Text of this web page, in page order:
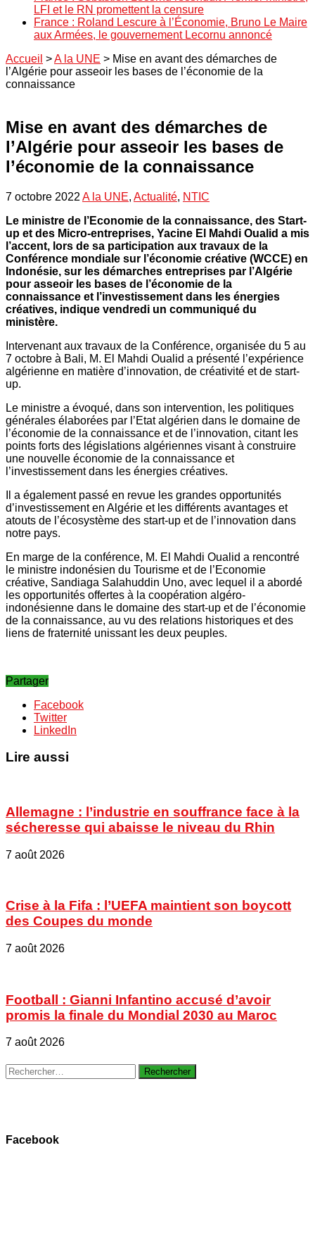
LFI et le RN promettent la censure
France : Roland Lescure à l’Économie, Bruno Le Maire
aux Armées, le gouvernement Lecornu annoncé
Accueil >A la UNE > Mise en avant des démarches de
l’Algérie pour asseoir les bases de l’économie de la
connaissance
Mise en avant des démarches de
l’Algérie pour asseoir les bases de
l’économie de la connaissance
7 octobre 2022 A la UNE, Actualité, NTIC
Le ministre de l’Economie de la connaissance, des Start-
up et des Micro-entreprises, Yacine El Mahdi Oualid a mis
l’accent, lors de sa participation aux travaux de la
Conférence mondiale sur l’économie créative (WCCE) en
Indonésie, sur les démarches entreprises par l’Algérie
pour asseoir les bases de l’économie de la
connaissance et l’investissement dans les énergies
créatives, indique vendredi un communiqué du
ministère.
Intervenant aux travaux de la Conférence, organisée du 5 au
7 octobre à Bali, M. El Mahdi Oualid a présenté l’expérience
algérienne en matière d’innovation, de créativité et de start-
up.
Le ministre a évoqué, dans son intervention, les politiques
générales élaborées par l’Etat algérien dans le domaine de
l’économie de la connaissance et de l’innovation, citant les
points forts des législations algériennes visant à construire
une nouvelle économie de la connaissance et
l’investissement dans les énergies créatives.
Il a également passé en revue les grandes opportunités
d’investissement en Algérie et les différents avantages et
atouts de l’écosystème des start-up et de l’innovation dans
notre pays.
En marge de la conférence, M. El Mahdi Oualid a rencontré
le ministre indonésien du Tourisme et de l’Economie
créative, Sandiaga Salahuddin Uno, avec lequel il a abordé
les opportunités offertes à la coopération algéro-
indonésienne dans le domaine des start-up et de l’économie
de la connaissance, au vu des relations historiques et des
liens de fraternité unissant les deux peuples.
Partager
Facebook
Twitter
LinkedIn
Lire aussi
Allemagne : l’industrie en souffrance face à la
sécheresse qui abaisse le niveau du Rhin
7 août 2026
Crise à la Fifa : l’UEFA maintient son boycott
des Coupes du monde
7 août 2026
Football : Gianni Infantino accusé d’avoir
promis la finale du Mondial 2030 au Maroc
7 août 2026
Rechercher :
Facebook